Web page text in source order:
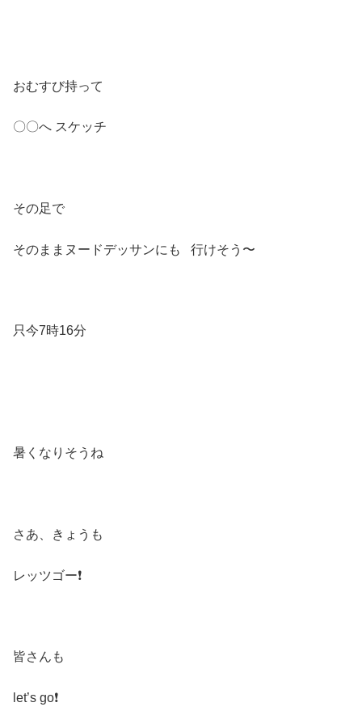
おむすび持って
〇〇へ スケッチ
その足で
そのままヌードデッサンにも 行けそう〜
只今7時16分
暑くなりそうね
さあ、きょうも
レッツゴー❗️
皆さんも
let’s go❗️